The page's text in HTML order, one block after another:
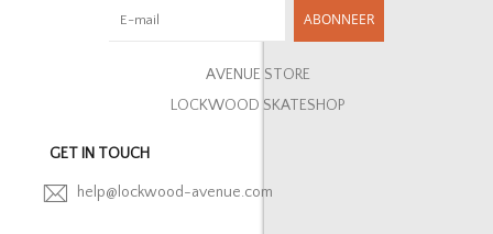
ABONNEER
AVENUE STORE
LOCKWOOD SKATESHOP
GET IN TOUCH
help@lockwood-avenue.com